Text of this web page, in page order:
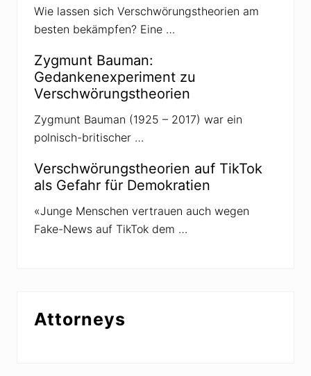
e
n
g
d
e
r
R
i
c
h
b
ü
r
e
r
n
Wie lassen sich Verschwörungstheorien am
besten bekämpfen? Eine …
Zygmunt Bauman:
Gedankenexperiment zu
Verschwörungstheorien
Zygmunt Bauman (1925 – 2017) war ein
polnisch-britischer …
Verschwörungstheorien auf TikTok
als Gefahr für Demokratien
«Junge Menschen vertrauen auch wegen
Fake-News auf TikTok dem …
Attorneys